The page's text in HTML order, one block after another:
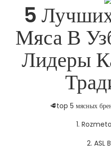
5
Мяса В
Лидеры
🥩top 5 мясных
1.
2. ASL